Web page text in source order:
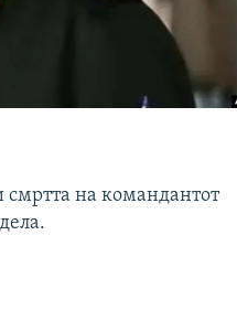
смртта на командантот